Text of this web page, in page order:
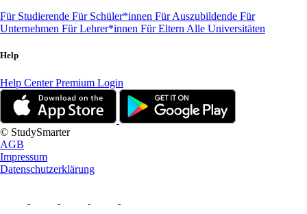
Für Studierende Für Schüler*innen Für Auszubildende Für
Unternehmen Für Lehrer*innen Für Eltern Alle Universitäten
Help
Help CenterPremium Login
© StudySmarter
AGB
Impressum
Datenschutzerklärung